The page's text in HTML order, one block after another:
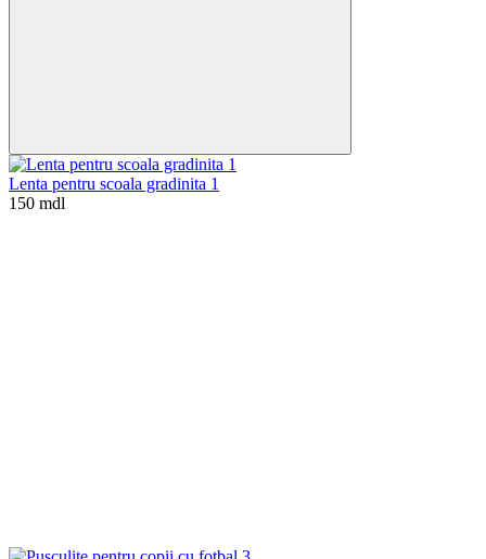
Lenta pentru scoala gradinita 1
150 mdl